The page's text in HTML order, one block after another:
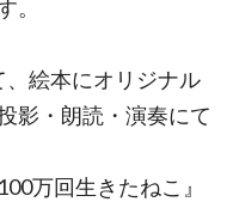
。
絵本にオリジナル
影・朗読・演奏にて
万回生きたねこ』